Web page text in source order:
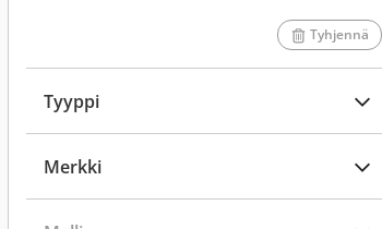
Tyhjennä
Tyyppi
Merkki